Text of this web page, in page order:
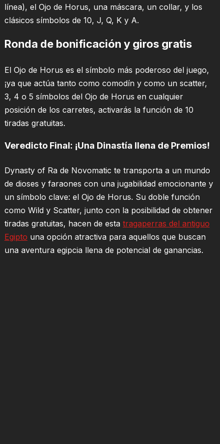
línea), el Ojo de Horus, una máscara, un collar, y los
clásicos símbolos de 10, J, Q, K y A.
Ronda de bonificación y giros gratis
El Ojo de Horus es el símbolo más poderoso del juego,
¡ya que actúa tanto como comodín y como un scatter,
3, 4 o 5 símbolos del Ojo de Horus en cualquier
posición de los carretes, activarás la función de 10
tiradas gratuitas.
Veredicto Final: ¡Una Dinastía llena de Premios!
Dynasty of Ra de Novomatic te transporta a un mundo
de dioses y faraones con una jugabilidad emocionante y
un símbolo clave: el Ojo de Horus. Su doble función
como Wild y Scatter, junto con la posibilidad de obtener
tiradas gratuitas, hacen de esta tragaperras del antiguo
Egipto una opción atractiva para aquellos que buscan
una aventura egipcia llena de potencial de ganancias.